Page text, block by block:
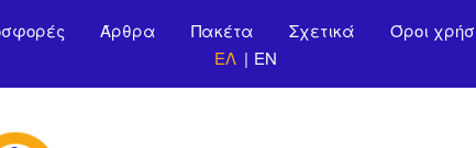
κυρίως περιεχόμενο
Άρθρα Πακέτα Σχετικά Όροι
ΕΛ
EN